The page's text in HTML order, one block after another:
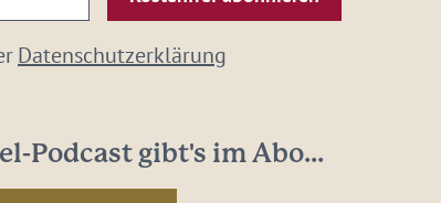
Datenschutzerklärung
Podcast gibt's im Abo...